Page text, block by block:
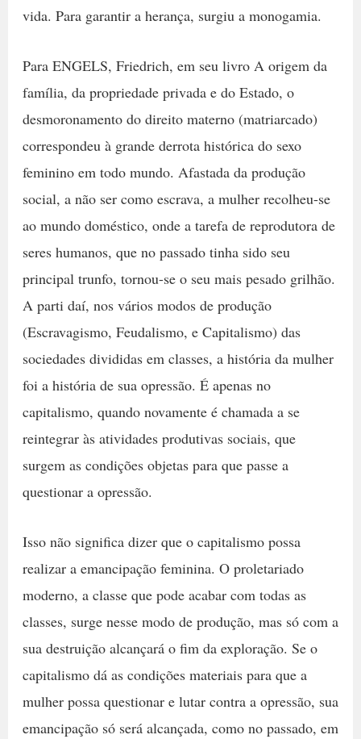
vida. Para garantir a herança, surgiu a monogamia.
Para ENGELS, Friedrich, em seu livro A origem da
família, da propriedade privada e do Estado, o
desmoronamento do direito materno (matriarcado)
correspondeu à grande derrota histórica do sexo
feminino em todo mundo. Afastada da produção
social, a não ser como escrava, a mulher recolheu-se
ao mundo doméstico, onde a tarefa de reprodutora de
seres humanos, que no passado tinha sido seu
principal trunfo, tornou-se o seu mais pesado grilhão.
A parti daí, nos vários modos de produção
(Escravagismo, Feudalismo, e Capitalismo) das
sociedades divididas em classes, a história da mulher
foi a história de sua opressão. É apenas no
capitalismo, quando novamente é chamada a se
reintegrar às atividades produtivas sociais, que
surgem as condições objetas para que passe a
questionar a opressão.
Isso não significa dizer que o capitalismo possa
realizar a emancipação feminina. O proletariado
moderno, a classe que pode acabar com todas as
classes, surge nesse modo de produção, mas só com a
sua destruição alcançará o fim da exploração. Se o
capitalismo dá as condições materiais para que a
mulher possa questionar e lutar contra a opressão, sua
emancipação só será alcançada, como no passado, em